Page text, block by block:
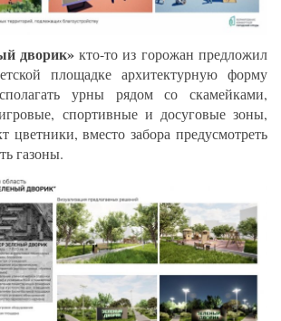
дворик»кто-то из горожан предложил
площадке архитектурную форму
урны рядом со скамейками,
спортивные и досуговые зоны,
цветники, вместо забора предусмотреть
газоны.